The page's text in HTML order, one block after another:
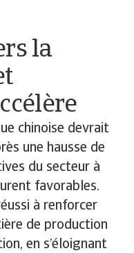
la
chinoise devrait
une hausse de
du secteur à
favorables.
à renforcer
de production
en s’éloignant